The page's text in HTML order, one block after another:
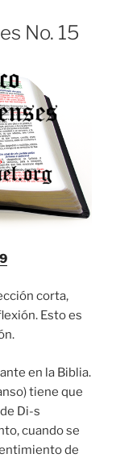
No. 15
corta,
Esto es
en la Biblia.
tiene que
Di-s
cuando se
de